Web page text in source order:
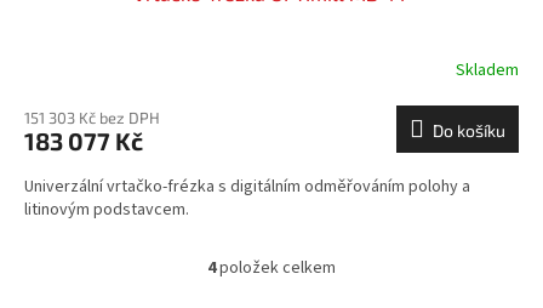
Skladem
151 303 Kč bez DPH
183 077 Kč Do košíku
Univerzální vrtačko-frézka s digitálním odměřováním polohy a
litinovým podstavcem.
O
4položek celkem